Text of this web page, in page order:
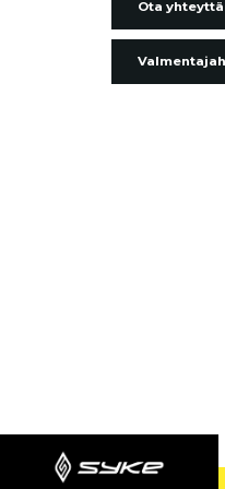
Ota yhteyttä